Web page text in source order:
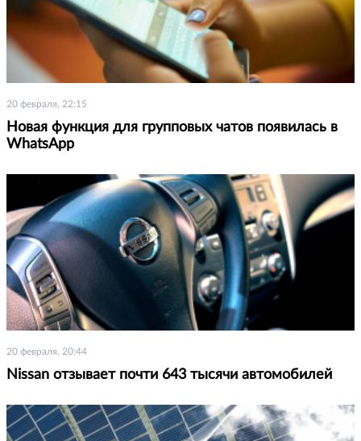
20 февраля, 22:15
Новая функция для групповых чатов появилась в
WhatsApp
20 февраля, 20:44
Nissan отзывает почти 643 тысячи автомобилей